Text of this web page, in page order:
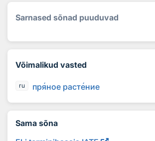
Sarnased sõnad puuduvad
Võimalikud vasted
ru пряное растение
Sama sõna